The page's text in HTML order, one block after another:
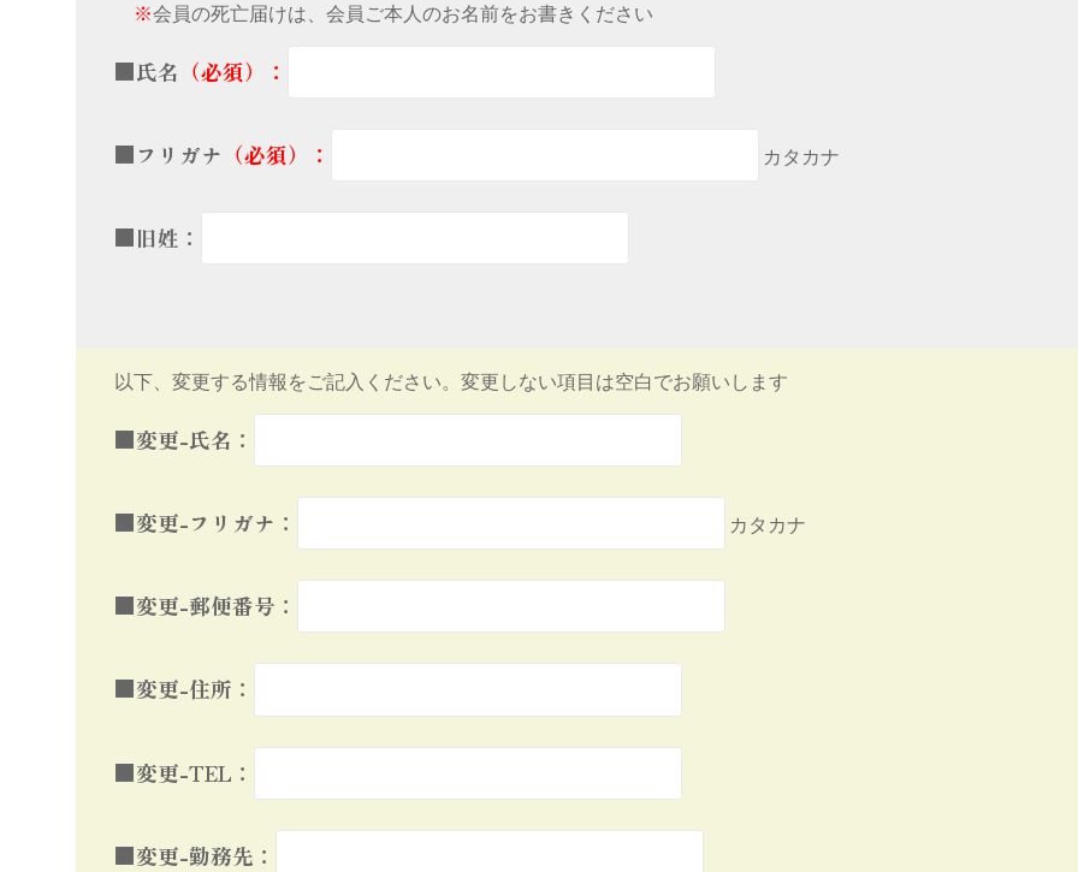
※会員の死亡届けは、会員ご本人のお名前をお書きください
■氏名 （必須）：
■フリガナ （必須）： カタカナ
■旧姓：
以下、変更する情報をご記入ください。変更しない項目は空白でお願いします
■変更-氏名：
■変更-フリガナ： カタカナ
■変更-郵便番号：
■変更-住所：
■変更-TEL：
■変更-勤務先：